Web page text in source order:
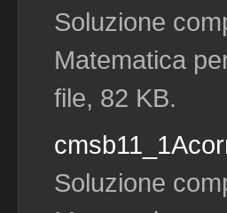
Soluzione
Matematica
file, 82 KB.
Soluzione